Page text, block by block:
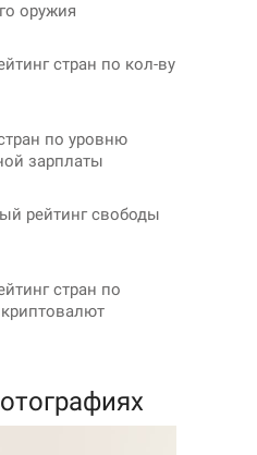
оружия
стран по кол-ву
по уровню
зарплаты
рейтинг свободы
стран по